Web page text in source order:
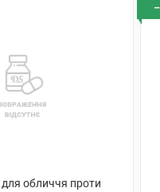
обличчя проти